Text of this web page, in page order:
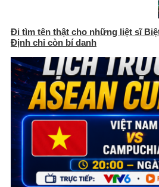
Đi tìm tên thật cho những liệt sĩ
Định chỉ còn bí danh